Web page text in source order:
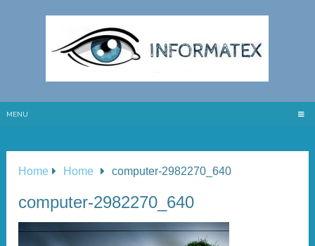
MENU
Home Home computer-2982270_640
computer-2982270_640